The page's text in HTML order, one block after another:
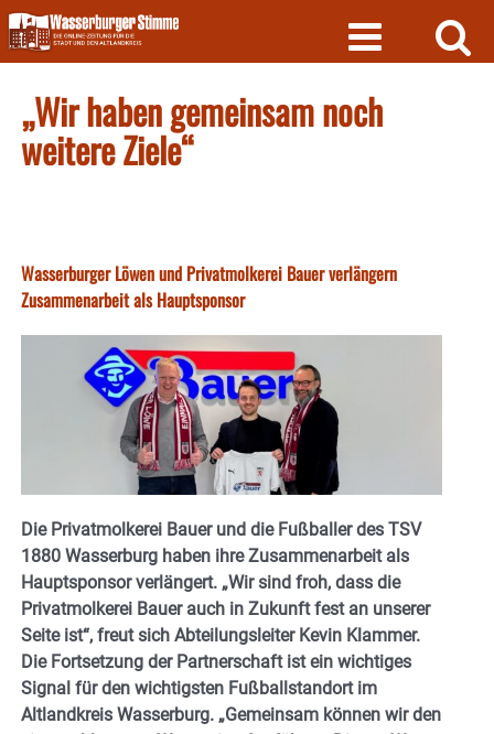
Skip
to
content
„Wir haben gemeinsam noch
weitere Ziele“
Wasserburger Löwen und Privatmolkerei Bauer verlängern
Zusammenarbeit als Hauptsponsor
Die Privatmolkerei Bauer und die Fußballer des TSV
1880 Wasserburg haben ihre Zusammenarbeit als
Hauptsponsor verlängert. „Wir sind froh, dass die
Privatmolkerei Bauer auch in Zukunft fest an unserer
Seite ist“, freut sich Abteilungsleiter Kevin Klammer.
Die Fortsetzung der Partnerschaft ist ein wichtiges
Signal für den wichtigsten Fußballstandort im
Altlandkreis Wasserburg. „Gemeinsam können wir den